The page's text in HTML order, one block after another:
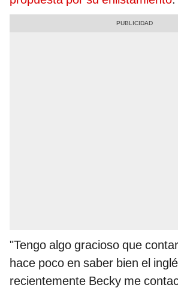
"Tengo algo gracioso que
hace poco en saber bien el
recientemente Becky me